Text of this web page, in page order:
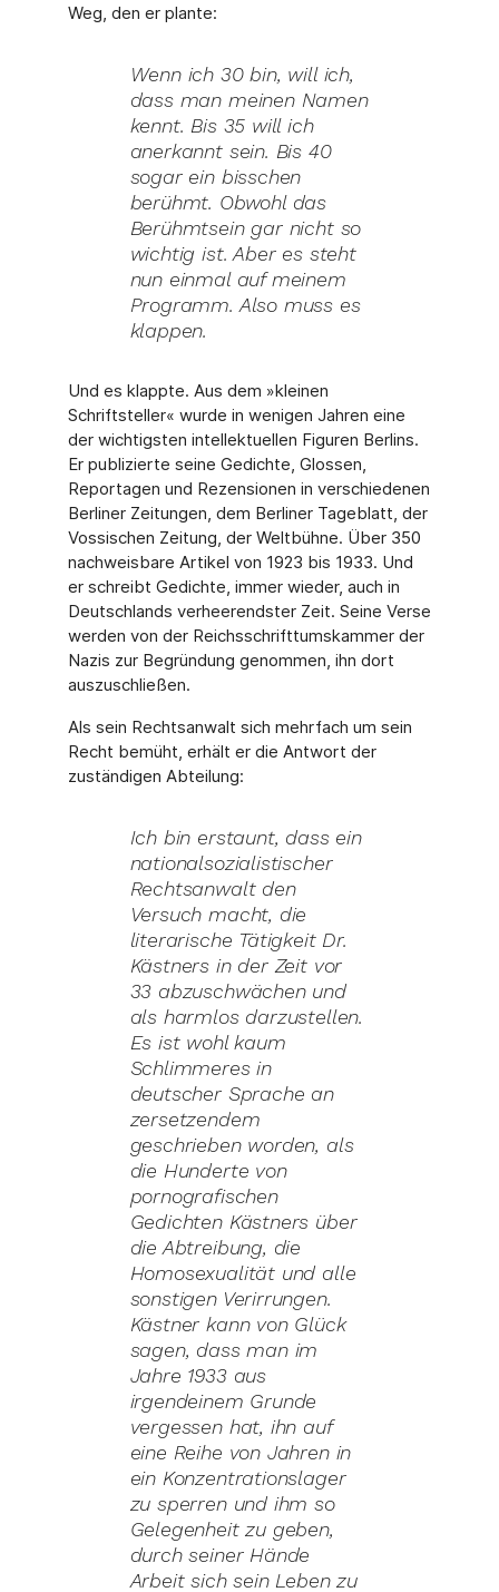
Weg, den er plante:
Wenn ich 30 bin, will ich,
dass man meinen Namen
kennt. Bis 35 will ich
anerkannt sein. Bis 40
sogar ein bisschen
berühmt. Obwohl das
Berühmtsein gar nicht so
wich­tig ist. Aber es steht
nun einmal auf meinem
Programm. Also muss es
klap­pen.
Und es klappte. Aus dem »kleinen
Schriftsteller« wurde in wenigen Jahren eine
der wichtigsten intellektuellen Figuren Berlins.
Er publizierte seine Gedichte, Glossen,
Reportagen und Rezensionen in verschiedenen
Berliner Zeitungen, dem Berliner Tage­blatt, der
Vossischen Zeitung, der Weltbühne. Über 350
nachweisbare Artikel von 1923 bis 1933. Und
er schreibt Gedichte, immer wieder, auch in
Deutschlands verhee­rendster Zeit. Seine Verse
werden von der Reichsschrifttumskammer der
Nazis zur Begründung genommen, ihn dort
auszuschließen.
Als sein Rechtsanwalt sich mehrfach um sein
Recht bemüht, erhält er die Antwort der
zuständigen Abteilung:
Ich bin erstaunt, dass ein
nationalsozialistischer
Rechtsanwalt den
Versuch macht, die
literarische Tätigkeit Dr.
Kästners in der Zeit vor
33 abzuschwächen und
als harmlos darzustellen.
Es ist wohl kaum
Schlimmeres in
deutscher Sprache an
zer­setzendem
geschrieben worden, als
die Hunderte von
pornografischen
Gedichten Kästners über
die Abtreibung, die
Homosexualität und alle
sonstigen Verirrungen.
Kästner kann von Glück
sagen, dass man im
Jahre 1933 aus
irgendeinem Grunde
vergessen hat, ihn auf
eine Reihe von Jahren in
ein Konzentrationslager
zu sperren und ihm so
Gelegenheit zu geben,
durch seiner Hände
Arbeit sich sein Leben zu